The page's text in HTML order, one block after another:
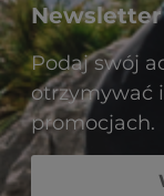
Newsletter
Podaj swój
otrzymywać
promocjach.